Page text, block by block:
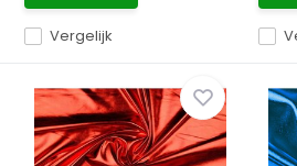
Vergelijk